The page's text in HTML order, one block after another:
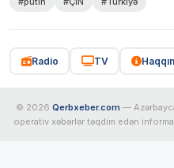
Radio TV
© 2026 Qerbxeber.com —
operativ xəbərlər təqdim edən